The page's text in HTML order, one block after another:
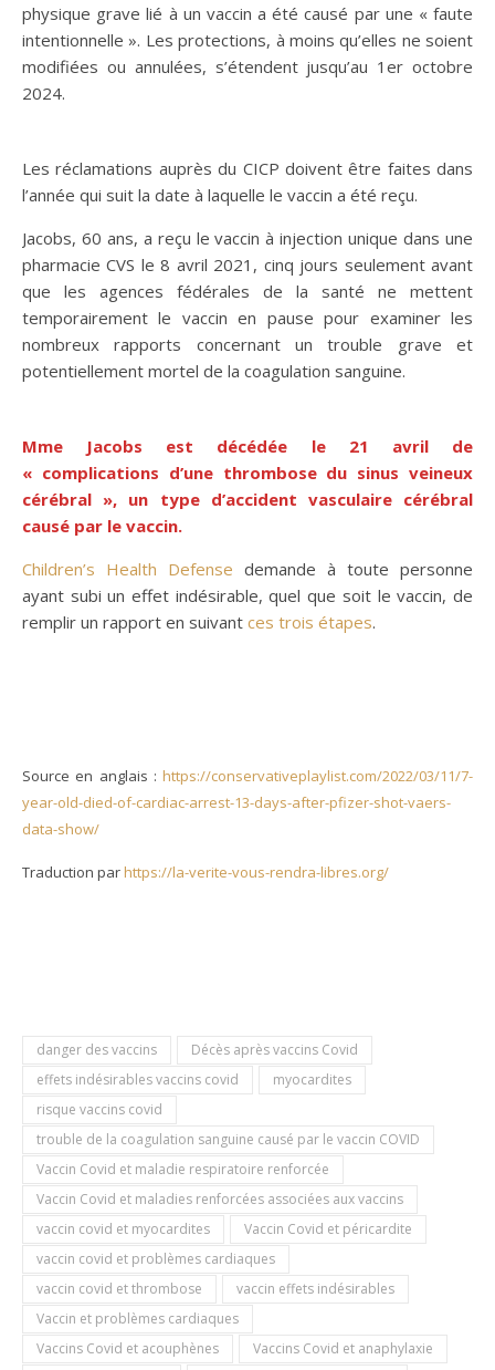
physique grave lié à un vaccin a été causé par une « faute
intentionnelle ». Les protections, à moins qu’elles ne soient
modifiées ou annulées, s’étendent jusqu’au 1er octobre
2024.
Les réclamations auprès du CICP doivent être faites dans
l’année qui suit la date à laquelle le vaccin a été reçu.
Jacobs, 60 ans, a reçu le vaccin à injection unique dans une
pharmacie CVS le 8 avril 2021, cinq jours seulement avant
que les agences fédérales de la santé ne mettent
temporairement le vaccin en pause pour examiner les
nombreux rapports concernant un trouble grave et
potentiellement mortel de la coagulation sanguine.
Mme Jacobs est décédée le 21 avril de
« complications d’une thrombose du sinus veineux
cérébral », un type d’accident vasculaire cérébral
causé par le vaccin.
Children’s Health Defense demande à toute personne
ayant subi un effet indésirable, quel que soit le vaccin, de
remplir un rapport en suivant ces trois étapes.
Source en anglais : https://conservativeplaylist.com/2022/03/11/7-
year-old-died-of-cardiac-arrest-13-days-after-pfizer-shot-vaers-
data-show/
Traduction parhttps://la-verite-vous-rendra-libres.org/
danger des vaccins
Décès après vaccins Covid
effets indésirables vaccins covid
myocardites
risque vaccins covid
trouble de la coagulation sanguine causé par le vaccin COVID
Vaccin Covid et maladie respiratoire renforcée
Vaccin Covid et maladies renforcées associées aux vaccins
vaccin covid et myocardites
Vaccin Covid et péricardite
vaccin covid et problèmes cardiaques
vaccin covid et thrombose
vaccin effets indésirables
Vaccin et problèmes cardiaques
Vaccins Covid et acouphènes
Vaccins Covid et anaphylaxie